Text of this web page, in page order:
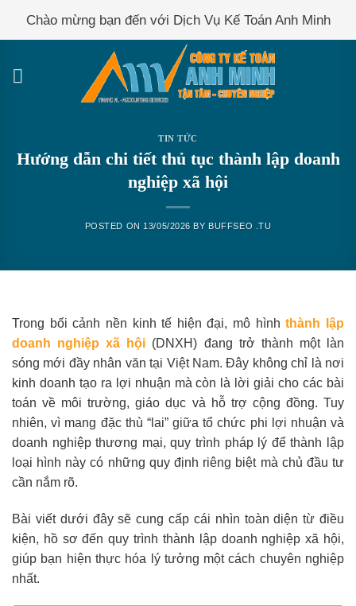
Chào mừng bạn đến với Dịch Vụ Kế Toán Anh Minh
TIN TỨC
Hướng dẫn chi tiết thủ tục thành lập doanh
nghiệp xã hội
POSTED ON 13/05/2026 BY BUFFSEO .TU
Trong bối cảnh nền kinh tế hiện đại, mô hìnhthành lập
doanh nghiệp xã hội (DNXH) đang trở thành một làn
sóng mới đầy nhân văn tại Việt Nam. Đây không chỉ là nơi
kinh doanh tạo ra lợi nhuận mà còn là lời giải cho các bài
toán về môi trường, giáo dục và hỗ trợ cộng đồng. Tuy
nhiên, vì mang đặc thù “lai” giữa tổ chức phi lợi nhuận và
doanh nghiệp thương mại, quy trình pháp lý để thành lập
loại hình này có những quy định riêng biệt mà chủ đầu tư
cần nắm rõ.
Bài viết dưới đây sẽ cung cấp cái nhìn toàn diện từ điều
kiện, hồ sơ đến quy trình thành lập doanh nghiệp xã hội,
giúp bạn hiện thực hóa lý tưởng một cách chuyên nghiệp
nhất.